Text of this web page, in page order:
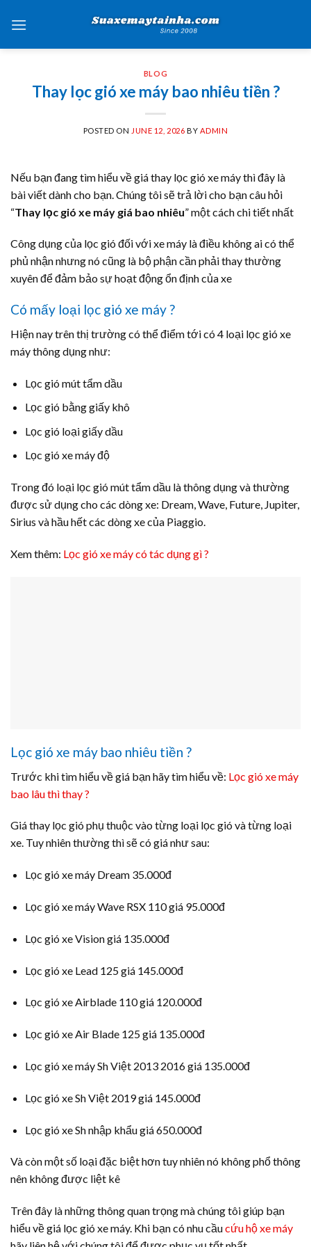
BLOG
Thay lọc gió xe máy bao nhiêu tiền ?
POSTED ON JUNE 12, 2026 BY ADMIN
Nếu bạn đang tìm hiểu về giá thay lọc gió xe máy thì đây là
bài viết dành cho bạn. Chúng tôi sẽ trả lời cho bạn câu hỏi
“Thay lọc gió xe máy giá bao nhiêu” một cách chi tiết nhất
Công dụng của lọc gió đối với xe máy là điều không ai có thể
phủ nhận nhưng nó cũng là bộ phận cần phải thay thường
xuyên để đảm bảo sự hoạt động ổn định của xe
Có mấy loại lọc gió xe máy ?
Hiện nay trên thị trường có thể điểm tới có 4 loại lọc gió xe
máy thông dụng như:
Lọc gió mút tẩm dầu
Lọc gió bằng giấy khô
Lọc gió loại giấy dầu
Lọc gió xe máy độ
Trong đó loại lọc gió mút tẩm dầu là thông dụng và thường
được sử dụng cho các dòng xe: Dream, Wave, Future, Jupiter,
Sirius và hầu hết các dòng xe của Piaggio.
Xem thêm: Lọc gió xe máy có tác dụng gì ?
Lọc gió xe máy bao nhiêu tiền ?
Trước khi tìm hiểu về giá bạn hãy tìm hiểu về: Lọc gió xe máy
bao lâu thì thay ?
Giá thay lọc gió phụ thuộc vào từng loại lọc gió và từng loại
xe. Tuy nhiên thường thì sẽ có giá như sau:
Lọc gió xe máy Dream 35.000đ
Lọc gió xe máy Wave RSX 110 giá 95.000đ
Lọc gió xe Vision giá 135.000đ
Lọc gió xe Lead 125 giá 145.000đ
Lọc gió xe Airblade 110 giá 120.000đ
Lọc gió xe Air Blade 125 giá 135.000đ
Lọc gió xe máy Sh Việt 2013 2016 giá 135.000đ
Lọc gió xe Sh Việt 2019 giá 145.000đ
Lọc gió xe Sh nhập khẩu giá 650.000đ
Và còn một số loại đặc biệt hơn tuy nhiên nó không phổ thông
nên không được liệt kê
Trên đây là những thông quan trọng mà chúng tôi giúp bạn
hiểu về giá lọc gió xe máy. Khi bạn có nhu cầucứu hộ xe máy